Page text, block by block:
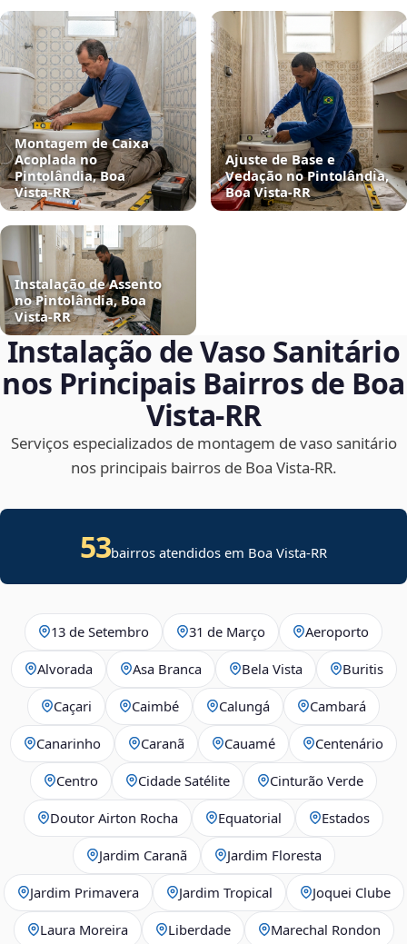
Montagem de Caixa
Acoplada no
Pintolândia, Boa
Vista‑RR
Ajuste de Base e
Vedação no Pintolândia,
Boa Vista‑RR
Instalação de Assento
no Pintolândia, Boa
Vista‑RR
Instalação de Vaso Sanitário
nos Principais Bairros de Boa
Vista‑RR
Serviços especializados de montagem de vaso sanitário
nos principais bairros de Boa Vista‑RR.
53bairros atendidos em Boa Vista-RR
13 de Setembro 31 de Março Aeroporto
Alvorada Asa Branca Bela Vista Buritis
Caçari Caimbé Calungá Cambará
Canarinho Caranã Cauamé Centenário
Centro Cidade Satélite Cinturão Verde
Doutor Airton Rocha Equatorial Estados
Jardim Caranã Jardim Floresta
Jardim Primavera Jardim Tropical Joquei Clube
Laura Moreira Liberdade Marechal Rondon